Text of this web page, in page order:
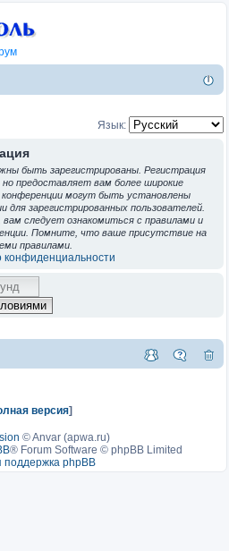
Язык:
быть зарегистрированы. Регистрация
предоставляет вам более широкие
могут быть установлены
для зарегистрированных пользователей.
следует ознакомиться с правилами и
Помните, что ваше присутствие на
правилами.
версия]
©Anvar (apwa.ru)
® Forum Software © phpBB Limited
поддержка phpBB